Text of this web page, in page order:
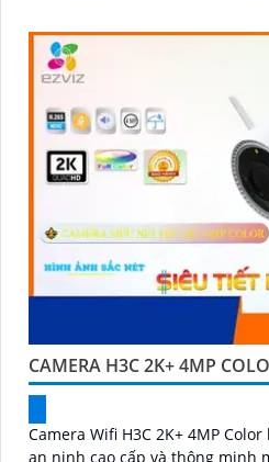
CAMERA H3C 2K+ 4MP
Camera Wifi H3C 2K+ 4MP
an ninh cao cấp và thông minh